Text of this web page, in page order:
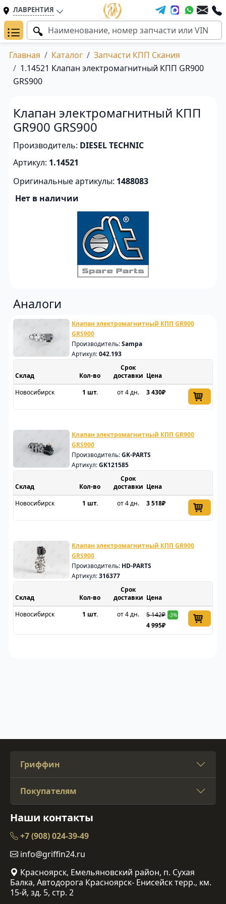
ЛАВРЕНТИЯ
Главная Каталог
Запчасти КПП Скания
1.14521 Клапан электромагнитный КПП GR900
GRS900
Клапан электромагнитный КПП
GR900 GRS900
Производитель: DIESEL TECHNIC
Артикул: 1.14521
Оригинальные артикулы: 1488083
Нет в наличии
Аналоги
Клапан электромагнитный КПП GR900
GRS900
Производитель:Sampa
Артикул:042.193
Склад
Срок
доставки Цена
Новосибирск
1 шт. от 4 дн. 3 430₽
Клапан электромагнитный КПП GR900
GRS900
Производитель:GK-PARTS
Артикул:GK121585
Склад
Срок
доставки Цена
Новосибирск
1 шт. от 4 дн. 3 518₽
Клапан электромагнитный КПП GR900
GRS900
Производитель: HD-PARTS
Артикул:316377
Склад
Срок
доставки Цена
Новосибирск
1 шт. от 4 дн. 5 142₽ -3%
4 995₽
Гриффин
Покупателям
Наши контакты
+7 (908) 024-39-49
info@griffin24.ru
Красноярск, Емельяновский район, п. Сухая
Балка, Автодорога Красноярск- Енисейск терр., км.
15-й, зд. 5, стр. 2